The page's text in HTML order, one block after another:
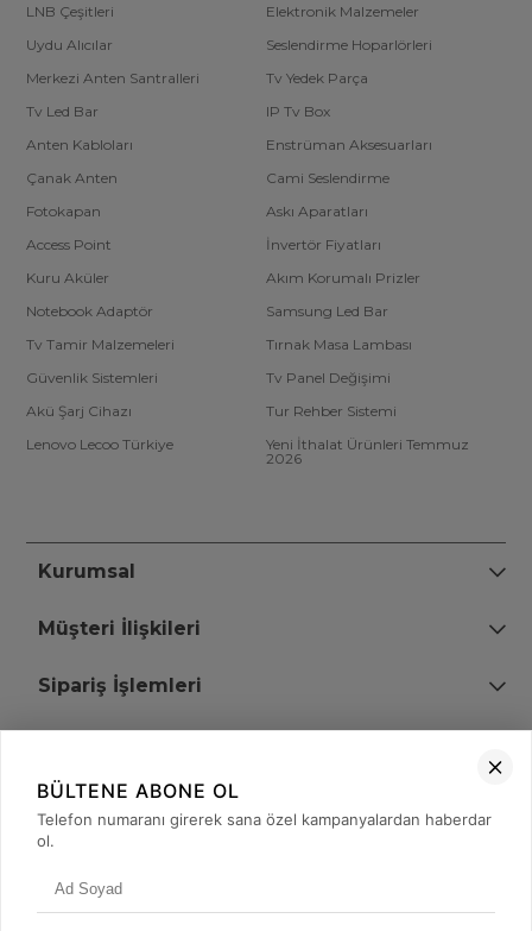
LNB Çeşitleri
Elektronik Malzemeler
Uydu Alıcılar
Seslendirme Hoparlörleri
Merkezi Anten Santralleri
Tv Yedek Parça
Tv Led Bar
IP Tv Box
Anten Kabloları
Enstrüman Aksesuarları
Çanak Anten
Cami Seslendirme
Fotokapan
Askı Aparatları
Access Point
İnvertör Fiyatları
Kuru Aküler
Akım Korumalı Prizler
Notebook Adaptör
Samsung Led Bar
Tv Tamir Malzemeleri
Tırnak Masa Lambası
Güvenlik Sistemleri
Tv Panel Değişimi
Akü Şarj Cihazı
Tur Rehber Sistemi
Lenovo Lecoo Türkiye
Yeni İthalat Ürünleri Temmuz
2026
Kurumsal
Müşteri İlişkileri
Sipariş İşlemleri
+90 (850) 473 08 08
BÜLTENE ABONE OL
Telefon numaranı girerek sana özel kampanyalardan haberdar
ol.